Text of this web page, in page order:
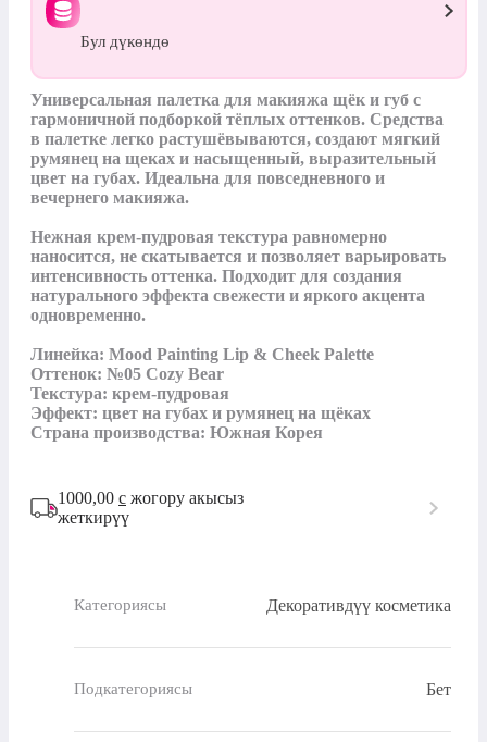
Бул дүкөндө
Универсальная палетка для макияжа щёк и губ с
гармоничной подборкой тёплых оттенков. Средства
в палетке легко растушёвываются, создают мягкий
румянец на щеках и насыщенный, выразительный
цвет на губах. Идеальна для повседневного и
вечернего макияжа.
Нежная крем‑пудровая текстура равномерно
наносится, не скатывается и позволяет варьировать
интенсивность оттенка. Подходит для создания
натурального эффекта свежести и яркого акцента
одновременно.
Линейка: Mood Painting Lip & Cheek Palette
Оттенок: №05 Cozy Bear
Текстура: крем‑пудровая
Эффект: цвет на губах и румянец на щёках
Страна производства: Южная Корея
1000,00 с жогору акысыз
жеткирүү
Категориясы Декоративдүү косметика
Подкатегориясы Бет